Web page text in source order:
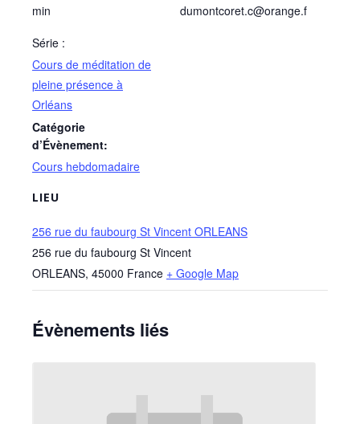
min
Série :
Cours de méditation de
pleine présence à
Orléans
Catégorie
d’Évènement:
Cours hebdomadaire
LIEU
256 rue du faubourg St Vincent ORLEANS
256 rue du faubourg St Vincent
ORLEANS, 45000 France + Google Map
dumontcoret.c@orange.f
Évènements liés